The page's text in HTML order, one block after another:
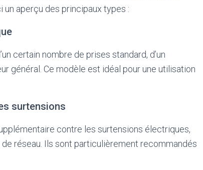
aperçu des principaux types :
certain nombre de prises standard, d’un
général. Ce modèle est idéal pour une utilisation
surtensions
contre les surtensions électriques,
réseau. Ils sont particulièrement recommandés